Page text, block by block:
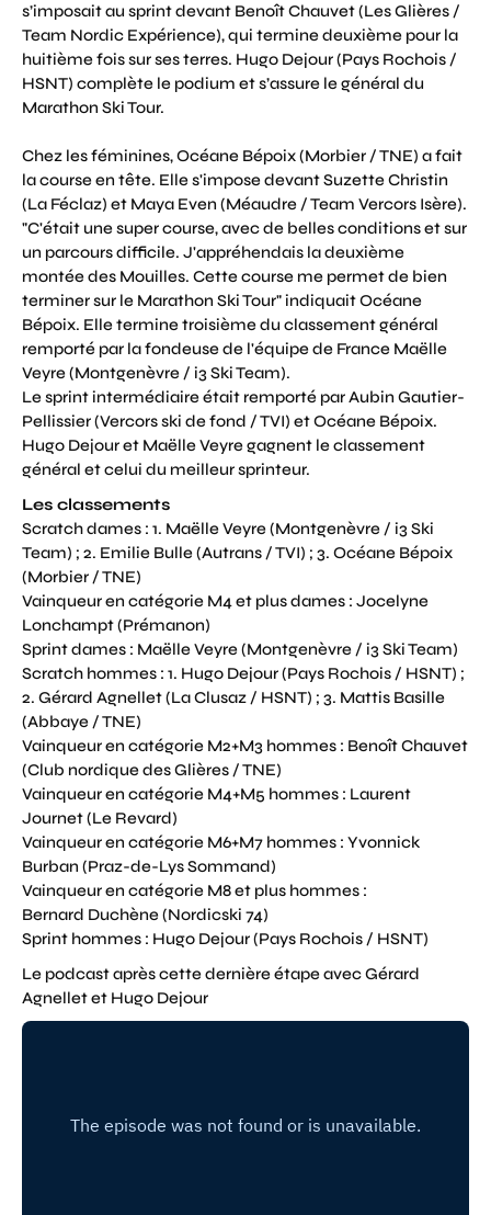
s’imposait au sprint devant Benoît Chauvet (Les Glières /
Team Nordic Expérience), qui termine deuxième pour la
huitième fois sur ses terres. Hugo Dejour (Pays Rochois /
HSNT) complète le podium et s’assure le général du
Marathon Ski Tour.
Chez les féminines, Océane Bépoix (Morbier / TNE) a fait
la course en tête. Elle s'impose devant Suzette Christin
(La Féclaz) et Maya Even (Méaudre / Team Vercors Isère).
"C'était une super course, avec de belles conditions et sur
un parcours difficile. J'appréhendais la deuxième
montée des Mouilles. Cette course me permet de bien
terminer sur le Marathon Ski Tour" indiquait Océane
Bépoix. Elle termine troisième du classement général
remporté par la fondeuse de l'équipe de France Maëlle
Veyre (Montgenèvre / i3 Ski Team).
Le sprint intermédiaire était remporté par Aubin Gautier-
Pellissier (Vercors ski de fond / TVI) et Océane Bépoix.
Hugo Dejour et Maëlle Veyre gagnent le classement
général et celui du meilleur sprinteur.
Les classements
Scratch dames : 1. Maëlle Veyre (Montgenèvre / i3 Ski
Team) ; 2. Emilie Bulle (Autrans / TVI) ; 3. Océane Bépoix
(Morbier / TNE)
Vainqueur en catégorie M4 et plus dames : Jocelyne
Lonchampt (Prémanon)
Sprint dames : Maëlle Veyre (Montgenèvre / i3 Ski Team)
Scratch hommes : 1. Hugo Dejour (Pays Rochois / HSNT) ;
2. Gérard Agnellet (La Clusaz / HSNT) ; 3. Mattis Basille
(Abbaye / TNE)
Vainqueur en catégorie M2+M3 hommes : Benoît Chauvet
(Club nordique des Glières / TNE)
Vainqueur en catégorie M4+M5 hommes : Laurent
Journet (Le Revard)
Vainqueur en catégorie M6+M7 hommes : Yvonnick
Burban (Praz-de-Lys Sommand)
Vainqueur en catégorie M8 et plus hommes :
Bernard Duchène (Nordicski 74)
Sprint hommes : Hugo Dejour (Pays Rochois / HSNT)
Le podcast après cette dernière étape avec Gérard
Agnellet et Hugo Dejour